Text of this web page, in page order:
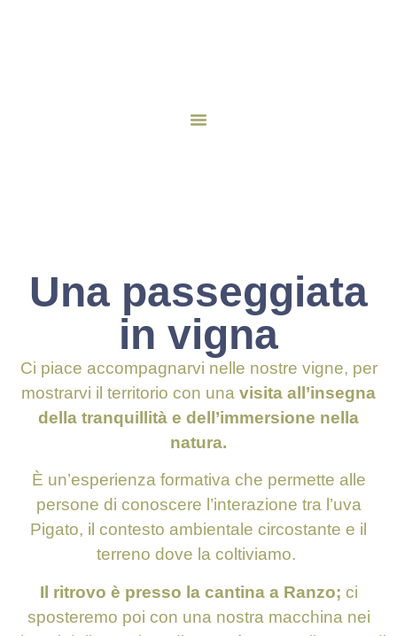
Una passeggiata
in vigna
Ci piace accompagnarvi nelle nostre vigne, per
mostrarvi il territorio con una visita all’insegna
della tranquillità e dell’immersione nella
natura.
È un’esperienza formativa che permette alle
persone di conoscere l’interazione tra l’uva
Pigato, il contesto ambientale circostante e il
terreno dove la coltiviamo.
Il ritrovo è presso la cantina a Ranzo; ci
sposteremo poi con una nostra macchina nei